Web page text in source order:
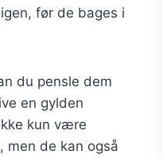
før de bages i
du pensle dem
en gylden
kun være
men de kan også